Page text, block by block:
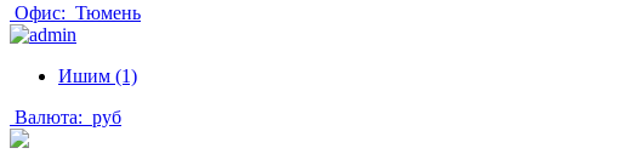
Офис: Тюмень
Ишим (1)
Валюта: руб